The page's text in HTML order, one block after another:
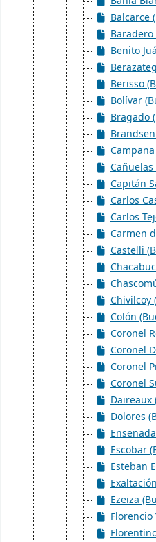
Balcarce
Baradero
Benito
Berisso
Bolívar
Bragado
Capitán
Carlos
Carlos
Carmen
Castelli
Chivilcoy
Colón
Coronel
Coronel
Coronel
Coronel
Daireaux
Dolores
Escobar
Esteban
Ezeiza
Florencio